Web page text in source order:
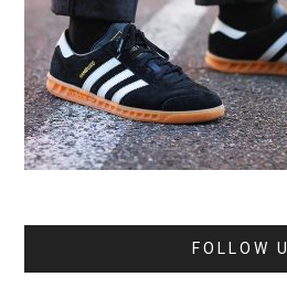
FOLLOW